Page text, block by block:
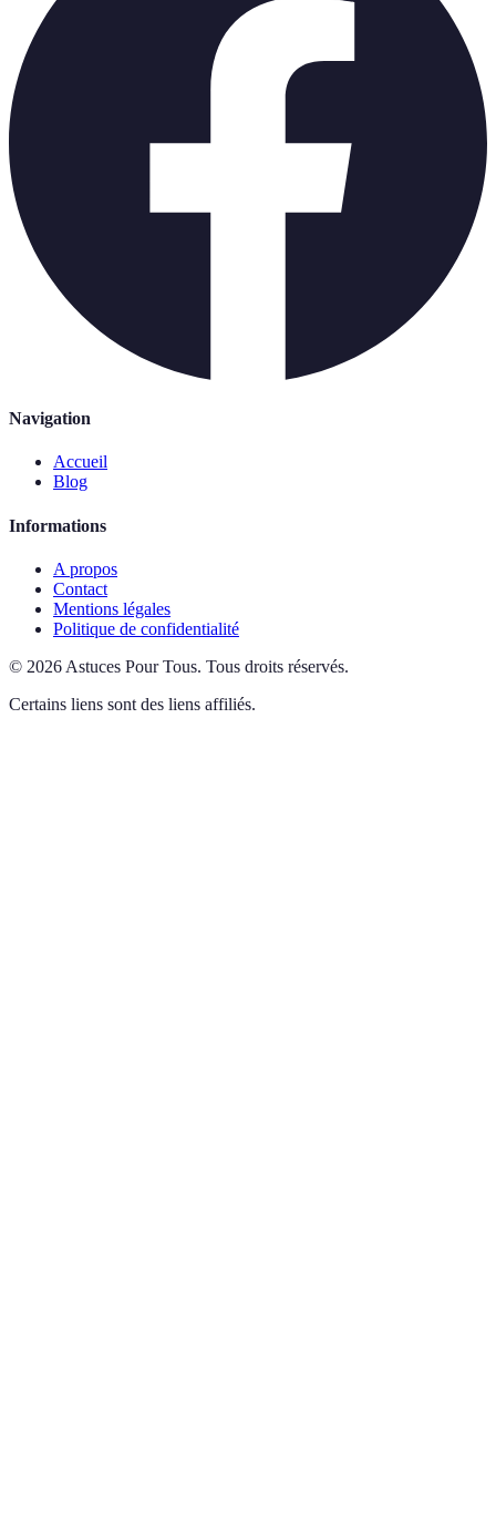
Navigation
Accueil
Blog
Informations
A propos
Contact
Mentions légales
Politique de confidentialité
© 2026 Astuces Pour Tous. Tous droits réservés.
Certains liens sont des liens affiliés.